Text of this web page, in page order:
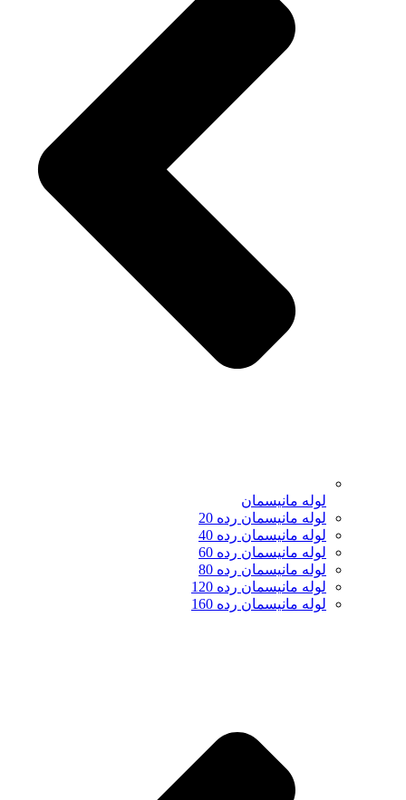
لوله مانیسمان
لوله مانیسمان رده 20
لوله مانیسمان رده 40
لوله مانیسمان رده 60
لوله مانیسمان رده 80
لوله مانیسمان رده 120
لوله مانیسمان رده 160